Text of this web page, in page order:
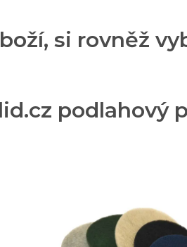
si rovněž
podlahový